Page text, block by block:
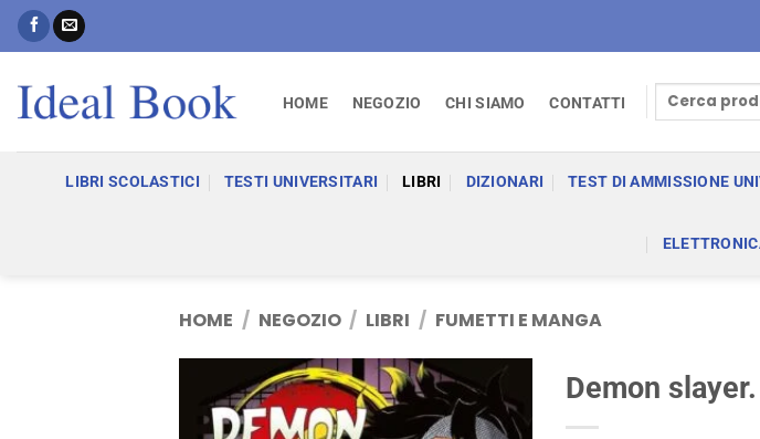
Salta
HOME NEGOZIO CHI SIAMO CONTATTI
Cerca:
LIBRI SCOLASTICI TESTI UNIVERSITARI LIBRI DIZIONARI TEST DI AMMISSIONE
HOME / NEGOZIO / LIBRI / FUMETTI E MANGA
Demon